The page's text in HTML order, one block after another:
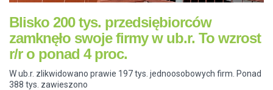
Blisko 200 tys. przedsiębiorców
zamknęło swoje firmy w ub.r. To wzrost
r/r o ponad 4 proc.
W ub.r. zlikwidowano prawie 197 tys. jednoosobowych firm. Ponad
388 tys. zawieszono